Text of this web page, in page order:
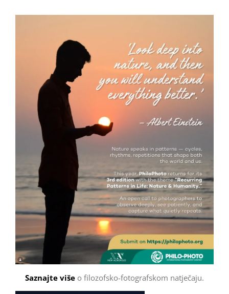
Saznajte više o filozofsko-fotografskom natječaju.